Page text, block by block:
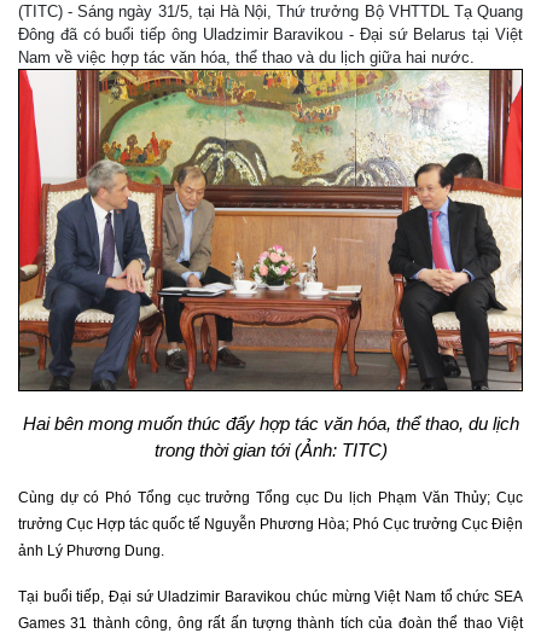
(TITC) - Sáng ngày 31/5, tại Hà Nội, Thứ trưởng Bộ VHTTDL Tạ Quang
Đông đã có buổi tiếp ông Uladzimir Baravikou - Đại sứ Belarus tại Việt
Nam về việc hợp tác văn hóa, thể thao và du lịch giữa hai nước.
Hai bên mong muốn thúc đẩy hợp tác văn hóa, thể thao, du lịch
trong thời gian tới (Ảnh: TITC)
Cùng dự có Phó Tổng cục trưởng Tổng cục Du lịch Phạm Văn Thủy; Cục
trưởng Cục Hợp tác quốc tế Nguyễn Phương Hòa; Phó Cục trưởng Cục Điện
ảnh Lý Phương Dung.
Tại buổi tiếp, Đại sứ Uladzimir Baravikou chúc mừng Việt Nam tổ chức SEA
Games 31 thành công, ông rất ấn tượng thành tích của đoàn thể thao Việt